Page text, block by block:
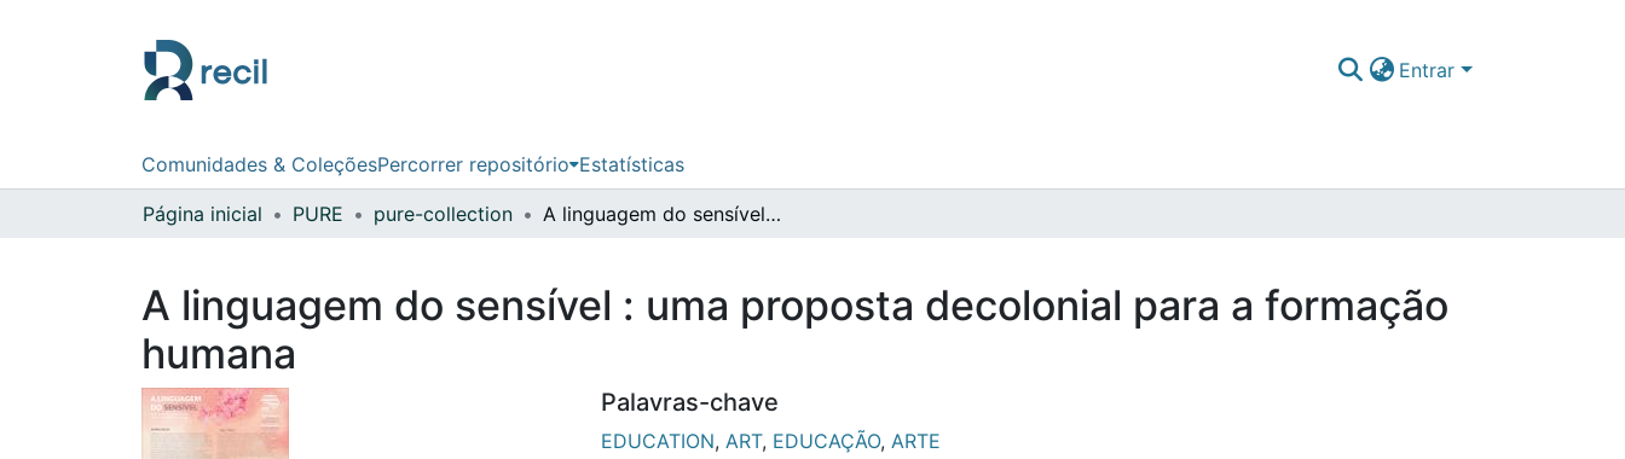
Entrar
Comunidades & ColeçõesPercorrer repositório Estatísticas
Página inicial PURE pure-collection A linguagem do sensível : uma proposta decolonial para a formação humana
A linguagem do sensível : uma proposta decolonial para a formação
humana
Palavras-chave
EDUCATION, ART, EDUCAÇÃO, ARTE